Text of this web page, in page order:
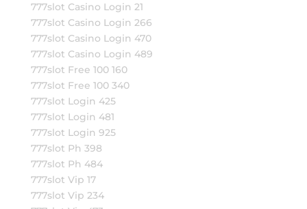
777slot Casino Login 21
777slot Casino Login 266
777slot Casino Login 470
777slot Casino Login 489
777slot Free 100 160
777slot Free 100 340
777slot Login 425
777slot Login 481
777slot Login 925
777slot Ph 398
777slot Ph 484
777slot Vip 17
777slot Vip 234